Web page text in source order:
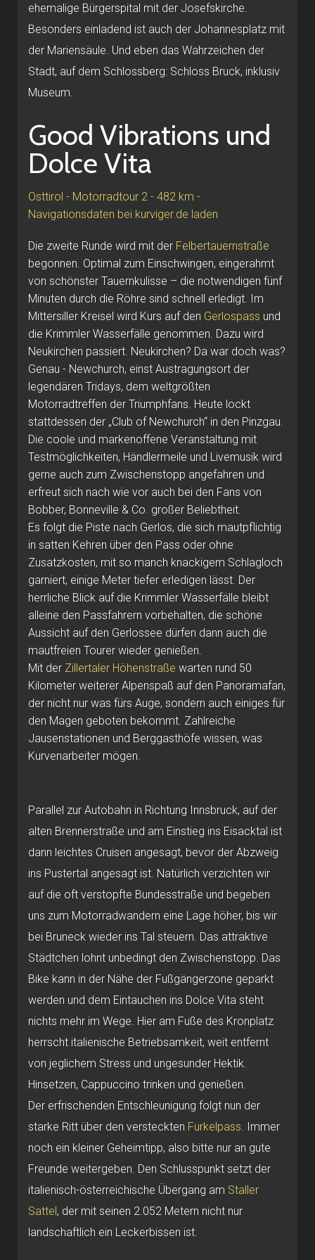
ehemalige Bürgerspital mit der Josefskirche.
Besonders einladend ist auch der Johannesplatz mit
der Mariensäule. Und eben das Wahrzeichen der
Stadt, auf dem Schlossberg: Schloss Bruck, inklusiv
Museum.
Good Vibrations und
Dolce Vita
Osttirol - Motorradtour 2 - 482 km -
Navigationsdaten bei kurviger.de laden
Die zweite Runde wird mit der Felbertauernstraße
begonnen. Optimal zum Einschwingen, eingerahmt
von schönster Tauernkulisse – die notwendigen fünf
Minuten durch die Röhre sind schnell erledigt. Im
Mittersiller Kreisel wird Kurs auf den Gerlospass und
die Krimmler Wasserfälle genommen. Dazu wird
Neukirchen passiert. Neukirchen? Da war doch was?
Genau - Newchurch, einst Austragungsort der
legendären Tridays, dem weltgrößten
Motorradtreffen der Triumphfans. Heute lockt
stattdessen der „Club of Newchurch“ in den Pinzgau.
Die coole und markenoffene Veranstaltung mit
Testmöglichkeiten, Händlermeile und Livemusik wird
gerne auch zum Zwischenstopp angefahren und
erfreut sich nach wie vor auch bei den Fans von
Bobber, Bonneville & Co. großer Beliebtheit.
Es folgt die Piste nach Gerlos, die sich mautpflichtig
in satten Kehren über den Pass oder ohne
Zusatzkosten, mit so manch knackigem Schlagloch
garniert, einige Meter tiefer erledigen lässt. Der
herrliche Blick auf die Krimmler Wasserfälle bleibt
alleine den Passfahrern vorbehalten, die schöne
Aussicht auf den Gerlossee dürfen dann auch die
mautfreien Tourer wieder genießen.
Mit der Zillertaler Höhenstraße warten rund 50
Kilometer weiterer Alpenspaß auf den Panoramafan,
der nicht nur was fürs Auge, sondern auch einiges für
den Magen geboten bekommt. Zahlreiche
Jausenstationen und Berggasthöfe wissen, was
Kurvenarbeiter mögen.
Parallel zur Autobahn in Richtung Innsbruck, auf der
alten Brennerstraße und am Einstieg ins Eisacktal ist
dann leichtes Cruisen angesagt, bevor der Abzweig
ins Pustertal angesagt ist. Natürlich verzichten wir
auf die oft verstopfte Bundesstraße und begeben
uns zum Motorradwandern eine Lage höher, bis wir
bei Bruneck wieder ins Tal steuern. Das attraktive
Städtchen lohnt unbedingt den Zwischenstopp. Das
Bike kann in der Nähe der Fußgängerzone geparkt
werden und dem Eintauchen ins Dolce Vita steht
nichts mehr im Wege. Hier am Fuße des Kronplatz
herrscht italienische Betriebsamkeit, weit entfernt
von jeglichem Stress und ungesunder Hektik.
Hinsetzen, Cappuccino trinken und genießen.
Der erfrischenden Entschleunigung folgt nun der
starke Ritt über den versteckten Furkelpass . Immer
noch ein kleiner Geheimtipp, also bitte nur an gute
Freunde weitergeben. Den Schlusspunkt setzt der
italienisch-österreichische Übergang am Staller
Sattel, der mit seinen 2.052 Metern nicht nur
landschaftlich ein Leckerbissen ist.